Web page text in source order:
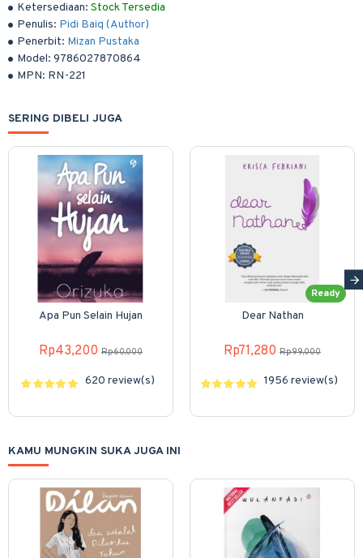
Ketersediaan: Stock Tersedia
Penulis: Pidi Baiq (Author)
Penerbit: Mizan Pustaka
Model: 9786027870864
MPN: RN-221
SERING DIBELI JUGA
Apa Pun Selain Hujan
Rp43,200 Rp60,000
620 review(s)
Ready
Dear Nathan
Rp71,280 Rp99,000
1956 review(s)
KAMU MUNGKIN SUKA JUGA INI